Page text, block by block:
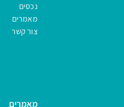
נכסים
מאמרים
צור קשר
מאמרים